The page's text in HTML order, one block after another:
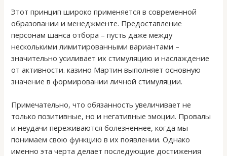
Этот принцип широко применяется в современной
образовании и менеджменте. Предоставление
персонам шанса отбора – пусть даже между
несколькими лимитированными вариантами –
значительно усиливает их стимуляцию и наслаждение
от активности. казино Мартин выполняет основную
значение в формировании личной стимуляции.
Примечательно, что обязанность увеличивает не
только позитивные, но и негативные эмоции. Провалы
и неудачи переживаются болезненнее, когда мы
понимаем свою функцию в их появлении. Однако
именно эта черта делает последующие достижения